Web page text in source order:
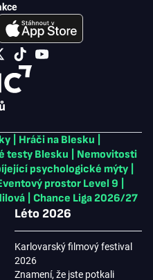
Hráči na Blesku
testy Blesku
Nemovitosti
psychologické mýty
prostor Level 9
Chance Liga 2026/27
Léto 2026
Karlovarský filmový festival
2026
Znamení, že jste potkali